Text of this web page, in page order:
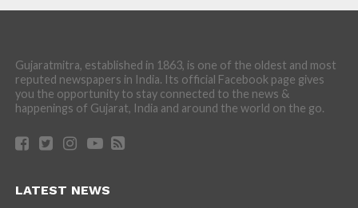
Gujaratmitra, established in 1863, is one of the oldest and most
reputed newspapers in India. Its official Facebook page gives
you the opportunity to stay connected to the news &
happenings of Gujarat, India and around the world on the go.
LATEST NEWS